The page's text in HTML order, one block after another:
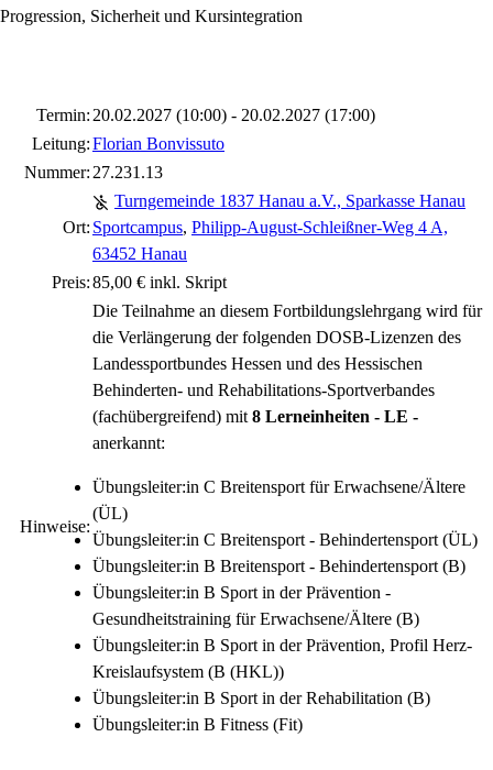
Progression, Sicherheit und Kursintegration
Termin: 20.02.2027 (10:00) - 20.02.2027 (17:00)
Leitung:Florian Bonvissuto
Nummer: 27.231.13
Ort:
Turngemeinde 1837 Hanau a.V., Sparkasse Hanau
Sportcampus, Philipp-August-Schleißner-Weg 4 A,
63452 Hanau
Preis:85,00 € inkl. Skript
Hinweise:
Die Teilnahme an diesem Fortbildungslehrgang wird für
die Verlängerung der folgenden DOSB-Lizenzen des
Landessportbundes Hessen und des Hessischen
Behinderten- und Rehabilitations-Sportverbandes
(fachübergreifend) mit 8 Lerneinheiten - LE -
anerkannt:
Übungsleiter:in C Breitensport für Erwachsene/Ältere
(ÜL)
Übungsleiter:in C Breitensport - Behindertensport (ÜL)
Übungsleiter:in B Breitensport - Behindertensport (B)
Übungsleiter:in B Sport in der Prävention -
Gesundheitstraining für Erwachsene/Ältere (B)
Übungsleiter:in B Sport in der Prävention, Profil Herz-
Kreislaufsystem (B (HKL))
Übungsleiter:in B Sport in der Rehabilitation (B)
Übungsleiter:in B Fitness (Fit)